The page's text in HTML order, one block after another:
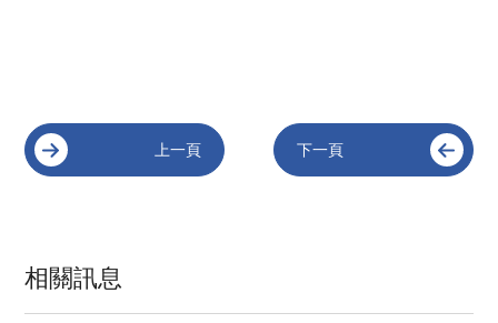
上一頁 下一頁
相關訊息